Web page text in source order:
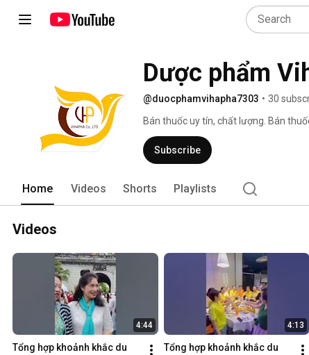
Dược phẩm
@duocphamvihapha7303 • 30
Bán thuốc uy tín, chất lượng. Bán
Subscribe
Home Videos Shorts Playlists
Videos
4:44
Tổng hợp khoảnh khắc du
4:13
Tổng hợp khoảnh khắc du